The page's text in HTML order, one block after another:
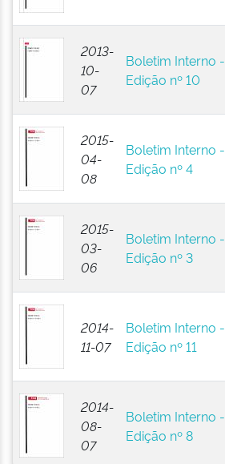
2013-
10-
07
Boletim Interno -
Edição nº 10
2015-
04-
08
Boletim Interno -
Edição nº 4
2015-
03-
06
Boletim Interno -
Edição nº 3
2014-
11-07
Boletim Interno -
Edição nº 11
2014-
08-
07
Boletim Interno -
Edição nº 8